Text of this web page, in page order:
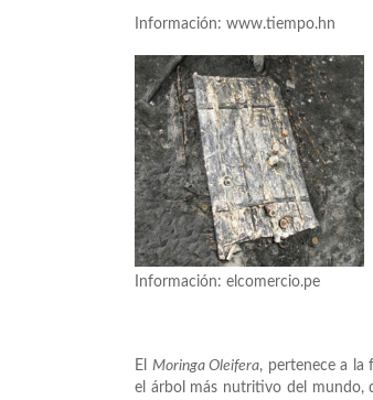
Información: www.tiempo.hn
Información: elcomercio.pe
El Moringa Oleifera, pertenece a la
el árbol más nutritivo del mundo,